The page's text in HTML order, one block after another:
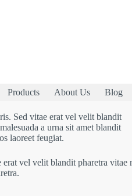
Products About Us Blog
Sed vitae erat vel velit blandit
a urna sit amet blandit
laoreet feugiat.
vel velit blandit pharetra vitae